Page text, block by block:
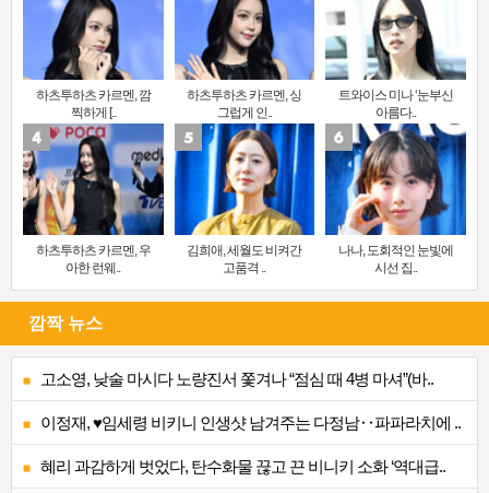
하츠투하츠 카르멘, 깜
찍하게 [..
하츠투하츠 카르멘, 싱
그럽게 인..
트와이스 미나 ‘눈부신
아름다..
하츠투하츠 카르멘, 우
아한 런웨..
김희애, 세월도 비켜간
고품격 ..
나나, 도회적인 눈빛에
시선 집..
깜짝 뉴스
고소영, 낮술 마시다 노량진서 쫓겨나 “점심 때 4병 마셔”(바..
이정재, ♥임세령 비키니 인생샷 남겨주는 다정남‥파파라치에 ..
혜리 과감하게 벗었다, 탄수화물 끊고 끈 비니키 소화 ‘역대급..